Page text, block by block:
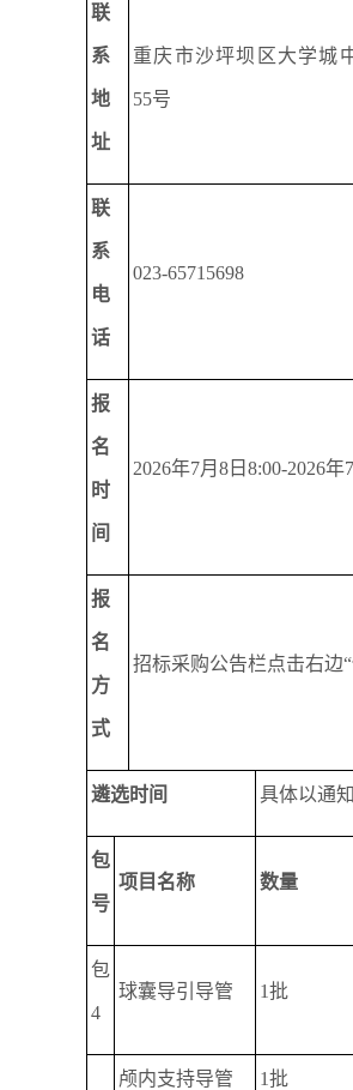
联
系
地
址
重庆市沙坪坝区大学城
55号
联
系
电
话
023-65715698
报
名
时
间
2026年7月8日8:00-2026年
报
名
方
式
招标采购公告栏点击右边“
遴选时间 具体以通
包
号
项目名称 数量
包
4
球囊导引导管 1批
颅内支持导管 1批